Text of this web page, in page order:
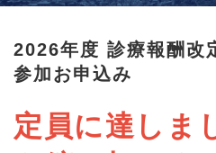
会
込
み
フ
ム
2026年度 診療報酬改
参加お申込み
定員に達しま